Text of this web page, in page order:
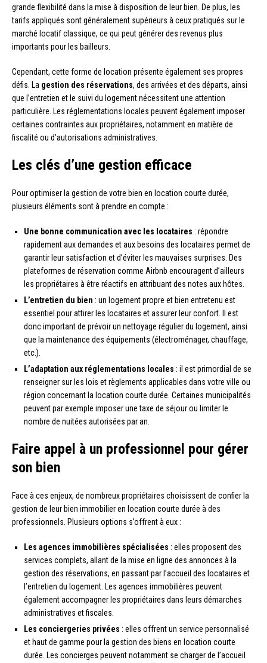
grande flexibilité dans la mise à disposition de leur bien. De plus, les
tarifs appliqués sont généralement supérieurs à ceux pratiqués sur le
marché locatif classique, ce qui peut générer des revenus plus
importants pour les bailleurs.
Cependant, cette forme de location présente également ses propres
défis. La gestion des réservations, des arrivées et des départs, ainsi
que l’entretien et le suivi du logement nécessitent une attention
particulière. Les réglementations locales peuvent également imposer
certaines contraintes aux propriétaires, notamment en matière de
fiscalité ou d’autorisations administratives.
Les clés d’une gestion efficace
Pour optimiser la gestion de votre bien en location courte durée,
plusieurs éléments sont à prendre en compte :
Une bonne communication avec les locataires : répondre
rapidement aux demandes et aux besoins des locataires permet de
garantir leur satisfaction et d’éviter les mauvaises surprises. Des
plateformes de réservation comme Airbnb encouragent d’ailleurs
les propriétaires à être réactifs en attribuant des notes aux hôtes.
L’entretien du bien : un logement propre et bien entretenu est
essentiel pour attirer les locataires et assurer leur confort. Il est
donc important de prévoir un nettoyage régulier du logement, ainsi
que la maintenance des équipements (électroménager, chauffage,
etc.).
L’adaptation aux réglementations locales : il est primordial de se
renseigner sur les lois et règlements applicables dans votre ville ou
région concernant la location courte durée. Certaines municipalités
peuvent par exemple imposer une taxe de séjour ou limiter le
nombre de nuitées autorisées par an.
Faire appel à un professionnel pour gérer
son bien
Face à ces enjeux, de nombreux propriétaires choisissent de confier la
gestion de leur bien immobilier en location courte durée à des
professionnels. Plusieurs options s’offrent à eux :
Les agences immobilières spécialisées : elles proposent des
services complets, allant de la mise en ligne des annonces à la
gestion des réservations, en passant par l’accueil des locataires et
l’entretien du logement. Les agences immobilières peuvent
également accompagner les propriétaires dans leurs démarches
administratives et fiscales.
Les conciergeries privées : elles offrent un service personnalisé
et haut de gamme pour la gestion des biens en location courte
durée. Les concierges peuvent notamment se charger de l’accueil